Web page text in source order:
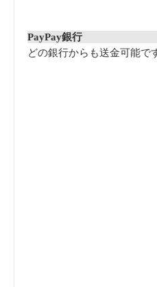
PayPay銀行
どの銀行からも送金可能で